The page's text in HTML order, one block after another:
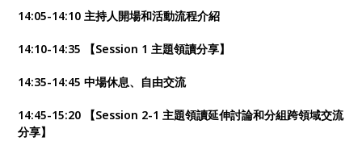
14:05-14:10 主持人開場和活動流程介紹
14:10-14:35 【Session 1 主題領讀分享】
14:35-14:45 中場休息、自由交流
14:45-15:20 【Session 2-1 主題領讀延伸討論和分組跨領域交流
分享】